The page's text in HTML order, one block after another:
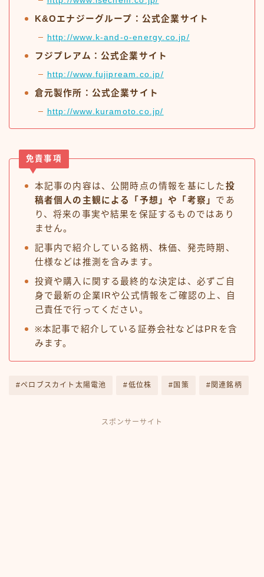
K&Oエナジーグループ：公式企業サイト
http://www.k-and-o-energy.co.jp/
フジプレアム：公式企業サイト
http://www.fujipream.co.jp/
倉元製作所：公式企業サイト
http://www.kuramoto.co.jp/
免責事項
本記事の内容は、公開時点の情報を基にした投
稿者個人の主観による「予想」や「考察」 であ
り、将来の事実や結果を保証するものではあり
ません。
記事内で紹介している銘柄、株価、発売時期、
仕様などは推測を含みます。
投資や購入に関する最終的な決定は、必ずご自
身で最新の企業IRや公式情報をご確認の上、自
己責任で行ってください。
※本記事で紹介している証券会社などはPRを含
みます。
#ペロブスカイト太陽電池 #低位株 #国策 #関連銘柄
スポンサーサイト